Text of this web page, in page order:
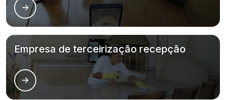
Empresa de terceirização recepção